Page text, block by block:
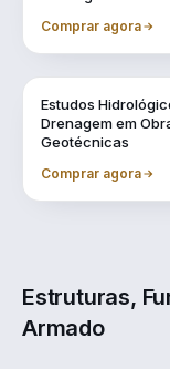
Comprar agora
Estudos
Drenagem em
Geotécnicas
Comprar agora
Estruturas,
Armado